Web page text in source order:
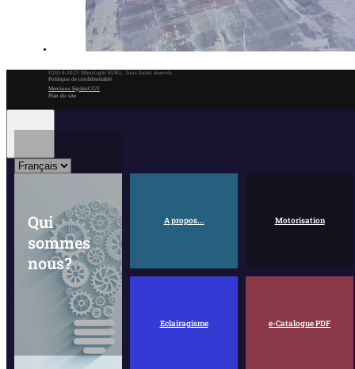
©2014-2025 MinoLight EURL. Tous droits réservés.
Politique de confidentialité
Mentions légalesCGV
Plan du site
Qui
sommes
nous?
A propos... Motorisation
Eclairagisme e-Catalogue PDF